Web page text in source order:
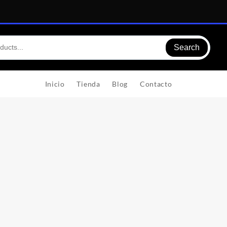
Search
Inicio Tienda Blog Contacto